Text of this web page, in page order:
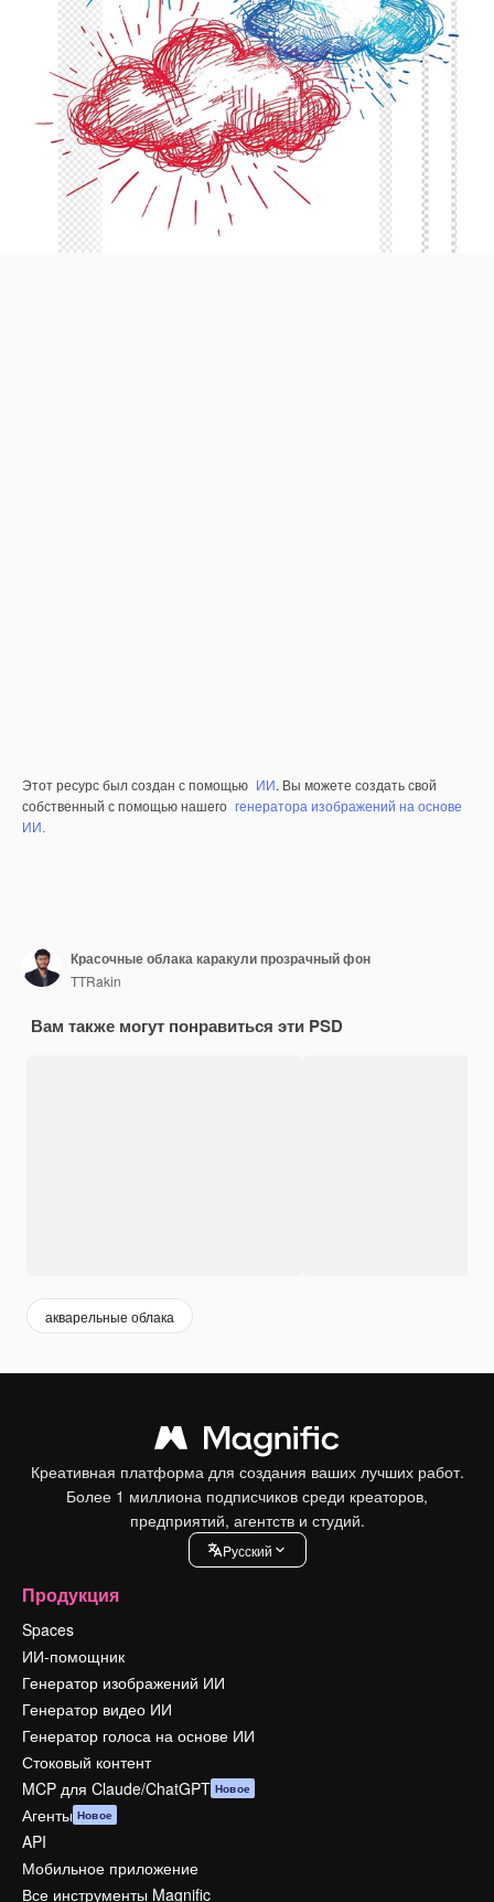
Этот ресурс был создан с помощью ИИ. Вы можете создать свой
собственный с помощью нашего генератора изображений на основе
ИИ.
Красочные облака каракули прозрачный фон
TTRakin
Вам также могут понравиться эти PSD
акварельные облака
Креативная платформа для создания ваших лучших работ.
Более 1 миллиона подписчиков среди креаторов,
предприятий, агентств и студий.
Pусский
Продукция
Spaces
ИИ-помощник
Генератор изображений ИИ
Генератор видео ИИ
Генератор голоса на основе ИИ
Стоковый контент
MCP для Claude/ChatGPT Новое
Агенты Новое
API
Мобильное приложение
Все инструменты Magnific